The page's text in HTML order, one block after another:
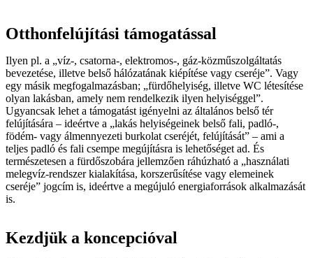
Otthonfelújítási támogatással
Ilyen pl. a „víz-, csatorna-, elektromos-, gáz-közműszolgáltatás
bevezetése, illetve belső hálózatának kiépítése vagy cseréje”. Vagy
egy másik megfogalmazásban; „fürdőhelyiség, illetve WC létesítése
olyan lakásban, amely nem rendelkezik ilyen helyiséggel”.
Ugyancsak lehet a támogatást igényelni az általános belső tér
felújítására – ideértve a „lakás helyiségeinek belső fali, padló-,
födém- vagy álmennyezeti burkolat cseréjét, felújítását” – ami a
teljes padló és fali csempe megújításra is lehetőséget ad. És
természetesen a fürdőszobára jellemzően ráhúzható a „használati
melegvíz-rendszer kialakítása, korszerűsítése vagy elemeinek
cseréje” jogcím is, ideértve a megújuló energiaforrások alkalmazását
is.
Kezdjük a koncepcióval